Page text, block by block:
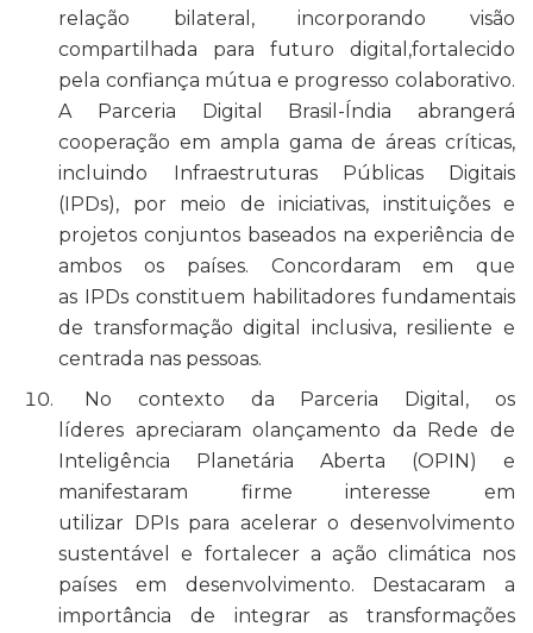
relação bilateral, incorporando visão
compartilhada para futuro digital,fortalecido
pela confiança mútua e progresso colaborativo.
A Parceria Digital Brasil-Índia abrangerá
cooperação em ampla gama de áreas críticas,
incluindo Infraestruturas Públicas Digitais
(IPDs), por meio de iniciativas, instituições e
projetos conjuntos baseados na experiência de
ambos os países. Concordaram em que
as IPDs constituem habilitadores fundamentais
de transformação digital inclusiva, resiliente e
centrada nas pessoas.
No contexto da Parceria Digital, os
líderes apreciaram olançamento da Rede de
Inteligência Planetária Aberta (OPIN) e
manifestaram firme interesse em
utilizar DPIs para acelerar o desenvolvimento
sustentável e fortalecer a ação climática nos
países em desenvolvimento. Destacaram a
importância de integrar as transformações